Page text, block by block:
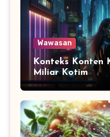
Wawasan
Konteks Konten
Miliar Kotim